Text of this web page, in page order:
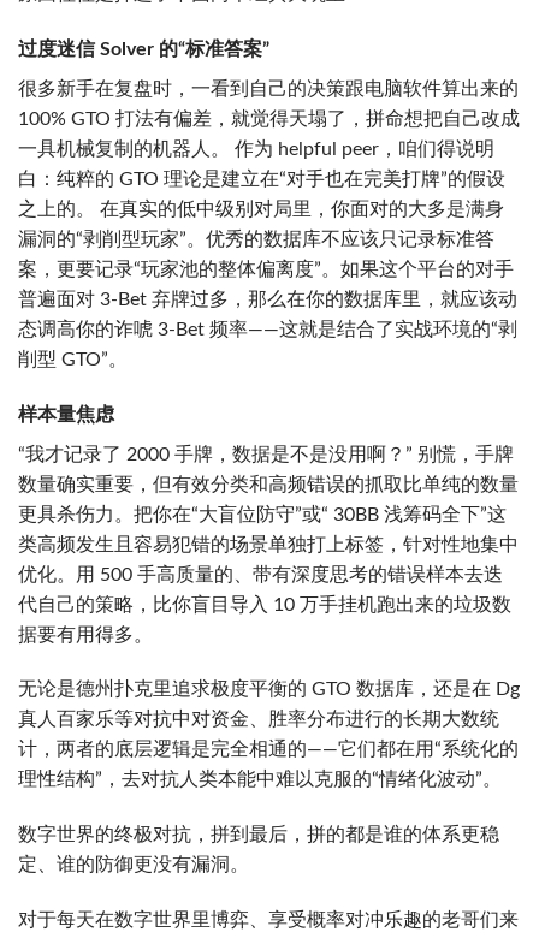
过度迷信 Solver 的“标准答案”
很多新手在复盘时，一看到自己的决策跟电脑软件算出来的
100% GTO 打法有偏差，就觉得天塌了，拼命想把自己改成
一具机械复制的机器人。 作为 helpful peer，咱们得说明
白：纯粹的 GTO 理论是建立在“对手也在完美打牌”的假设
之上的。 在真实的低中级别对局里，你面对的大多是满身
漏洞的“剥削型玩家”。优秀的数据库不应该只记录标准答
案，更要记录“玩家池的整体偏离度”。如果这个平台的对手
普遍面对 3-Bet 弃牌过多，那么在你的数据库里，就应该动
态调高你的诈唬 3-Bet 频率——这就是结合了实战环境的“剥
削型 GTO”。
样本量焦虑
“我才记录了 2000 手牌，数据是不是没用啊？” 别慌，手牌
数量确实重要，但有效分类和高频错误的抓取比单纯的数量
更具杀伤力。把你在“大盲位防守”或“ 30BB 浅筹码全下”这
类高频发生且容易犯错的场景单独打上标签，针对性地集中
优化。用 500 手高质量的、带有深度思考的错误样本去迭
代自己的策略，比你盲目导入 10 万手挂机跑出来的垃圾数
据要有用得多。
无论是德州扑克里追求极度平衡的 GTO 数据库，还是在 Dg
真人百家乐等对抗中对资金、胜率分布进行的长期大数统
计，两者的底层逻辑是完全相通的——它们都在用“系统化的
理性结构”，去对抗人类本能中难以克服的“情绪化波动”。
数字世界的终极对抗，拼到最后，拼的都是谁的体系更稳
定、谁的防御更没有漏洞。
对于每天在数字世界里博弈、享受概率对冲乐趣的老哥们来